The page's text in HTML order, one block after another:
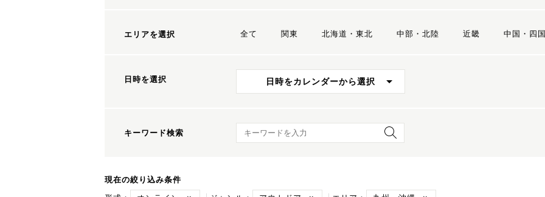
エリアを選択 全て 関東 北海道・東北 中部・北陸 近畿 中国・四国
日時を選択 日時をカレンダーから選択
キーワード検索 キーワード検索
現在の絞り込み条件